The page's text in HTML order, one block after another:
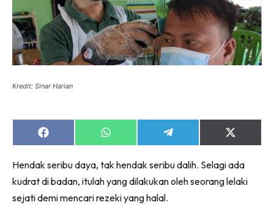
Kredit: Sinar Harian
Share
on
Share
on
Share
on
Share
on
(Twitter)
Hendak seribu daya, tak hendak seribu dalih. Selagi ada
kudrat di badan, itulah yang dilakukan oleh seorang lelaki
sejati demi mencari rezeki yang halal.